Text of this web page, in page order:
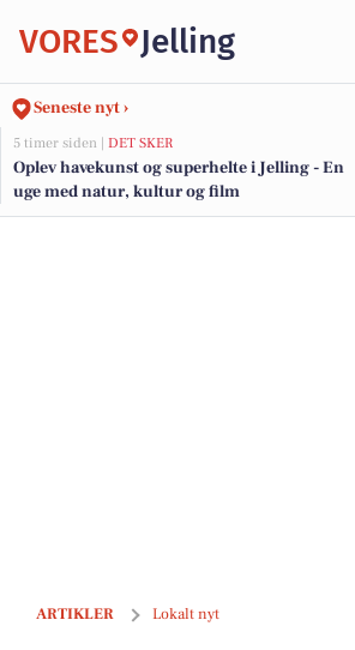
VORES Jelling
Seneste nyt ›
5 timer siden | DET SKER
Oplev havekunst og superhelte i Jelling - En
uge med natur, kultur og film
ARTIKLER Lokalt nyt
Kunstnerisk upcycling og gratis